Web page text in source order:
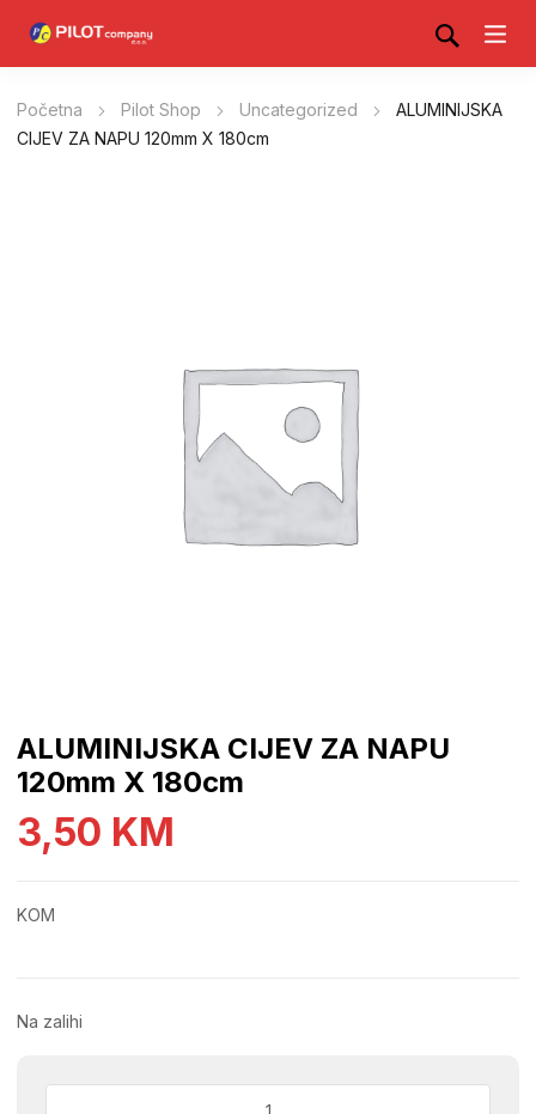
Početna Pilot Shop Uncategorized
ALUMINIJSKA
CIJEV ZA NAPU 120mm X 180cm
ALUMINIJSKA CIJEV ZA NAPU
120mm X 180cm
3,50 KM
KOM
Na zalihi